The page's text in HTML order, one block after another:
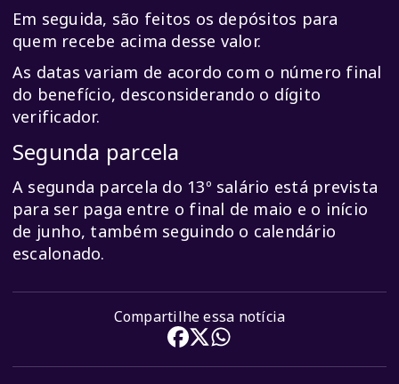
Em seguida, são feitos os depósitos para
quem recebe acima desse valor.
As datas variam de acordo com o número final
do benefício, desconsiderando o dígito
verificador.
Segunda parcela
A segunda parcela do 13º salário está prevista
para ser paga entre o final de maio e o início
de junho, também seguindo o calendário
escalonado.
Compartilhe essa notícia